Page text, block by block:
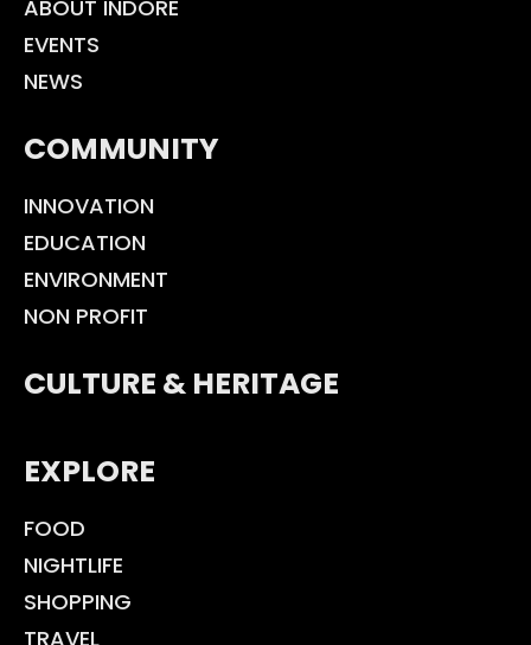
ABOUT INDORE
EVENTS
NEWS
COMMUNITY
INNOVATION
EDUCATION
ENVIRONMENT
NON PROFIT
CULTURE & HERITAGE
EXPLORE
FOOD
NIGHTLIFE
SHOPPING
TRAVEL